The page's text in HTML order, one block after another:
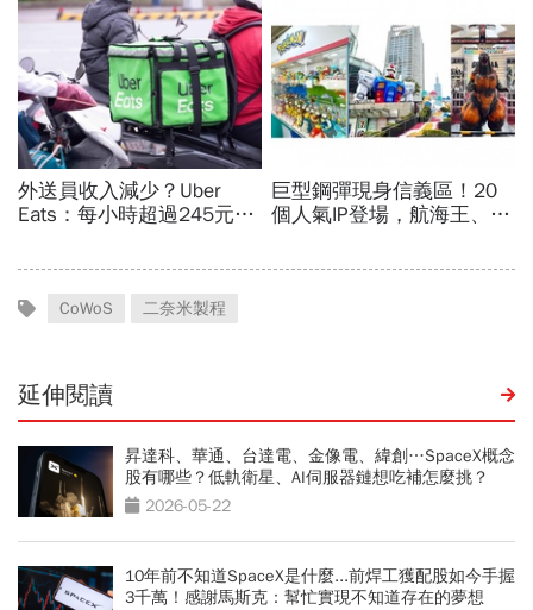
CoWoS 二奈米製程
延伸閱讀
昇達科、華通、台達電、金像電、緯創…SpaceX概念
股有哪些？低軌衛星、AI伺服器鏈想吃補怎麼挑？
2026-05-22
10年前不知道SpaceX是什麼...前焊工獲配股如今手握
3千萬！感謝馬斯克：幫忙實現不知道存在的夢想